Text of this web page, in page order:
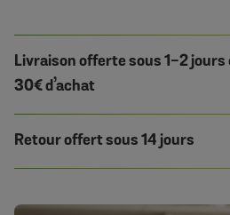
Livraison offerte sous 1-2 jours
30€ d’achat
Retour offert sous 14 jours